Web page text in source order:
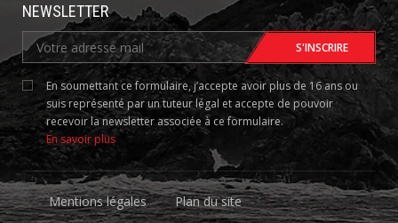
NEWSLETTER
En soumettant ce formulaire, j’accepte avoir plus de 16 ans ou
suis représenté par un tuteur légal et accepte de pouvoir
recevoir la newsletter associée à ce formulaire.
En savoir plus
Mentions légales Plan du site